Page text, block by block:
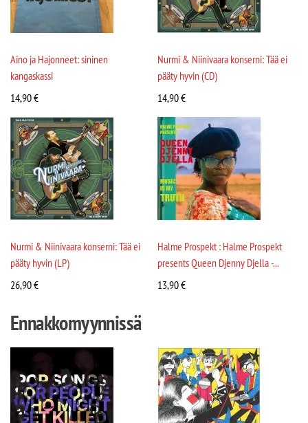
Aino ja Hajonneet: sininen
kangaskassi
14,90€
Nurmi & Niinivaara konserni: Tää ei
pääty hyvin (CD)
14,90€
Nurmi & Niinivaara konserni: Tää ei
pääty hyvin (LP)
26,90€
Halme Prospekt : Halme Prospekt
presents Queen Djenny Djella -...
13,90€
Ennakkomyynnissä